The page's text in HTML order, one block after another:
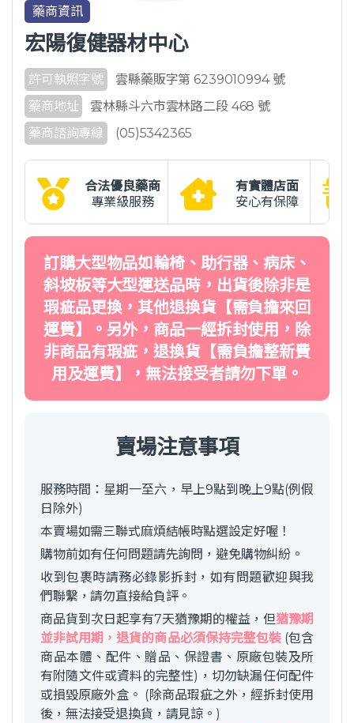
藥商資訊
宏陽復健器材中心
許可執照字號
雲縣藥販字第 6239010994 號
藥商地址
雲林縣斗六市雲林路二段 468 號
藥商諮詢專線
(05)5342365
合法優良藥商
專業級服務
有實體店面
安心有保障
訂購大型物品如輪椅、助行器、病床、
斜坡板等大型運送品時，出貨後除非是
瑕疵品更換，其他退換貨【需負擔來回
運費】。另外，商品一經拆封使用，除
非商品有瑕疵，退換貨【需負擔整新費
用及運費】，無法接受者請勿下單。
賣場注意事項
服務時間：星期一至六，早上9點到晚上9點(例假
日除外)
本賣場如需三聯式麻煩結帳時點選設定好喔！
購物前如有任何問題請先詢問，避免購物糾紛。
收到包裹時請務必錄影拆封，如有問題歡迎與我
們聯繫，請勿直接給負評。
商品貨到次日起享有7天猶豫期的權益，但猶豫期
並非試用期，退貨的商品必須保持完整包裝(包含
商品本體、配件、贈品、保證書、原廠包裝及所
有附隨文件或資料的完整性)，切勿缺漏任何配件
或損毀原廠外盒。 (除商品瑕疵之外，經拆封使用
後，無法接受退換貨，請見諒。)